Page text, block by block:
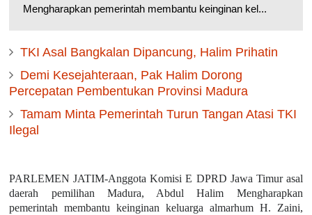
Mengharapkan pemerintah membantu keinginan kel...
TKI Asal Bangkalan Dipancung, Halim Prihatin
Demi Kesejahteraan, Pak Halim Dorong
Percepatan Pembentukan Provinsi Madura
Tamam Minta Pemerintah Turun Tangan Atasi TKI
Ilegal
PARLEMEN JATIM-Anggota Komisi E DPRD Jawa Timur asal
daerah pemilihan Madura, Abdul Halim Mengharapkan
pemerintah membantu keinginan keluarga almarhum H. Zaini,